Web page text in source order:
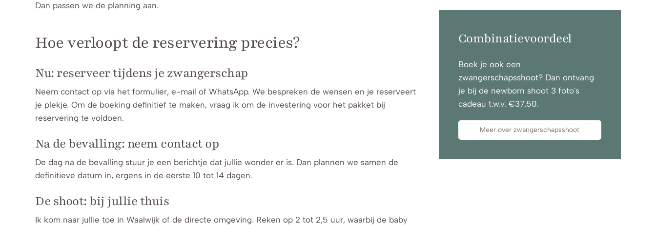
Dan passen we de planning aan.
Hoe verloopt de reservering precies?
Nu: reserveer tijdens je zwangerschap
Neem contact op via het formulier, e-mail of WhatsApp. We bespreken de wensen en je reserveert
je plekje. Om de boeking definitief te maken, vraag ik om de investering voor het pakket bij
reservering te voldoen.
Na de bevalling: neem contact op
De dag na de bevalling stuur je een berichtje dat jullie wonder er is. Dan plannen we samen de
definitieve datum in, ergens in de eerste 10 tot 14 dagen.
De shoot: bij jullie thuis
Ik kom naar jullie toe in Waalwijk of de directe omgeving. Reken op 2 tot 2,5 uur, waarbij de baby
Combinatievoordeel
Boek je ook een
zwangerschapsshoot? Dan ontvang
je bij de newborn shoot 3 foto's
cadeau t.w.v. €37,50.
Meer over zwangerschapsshoot